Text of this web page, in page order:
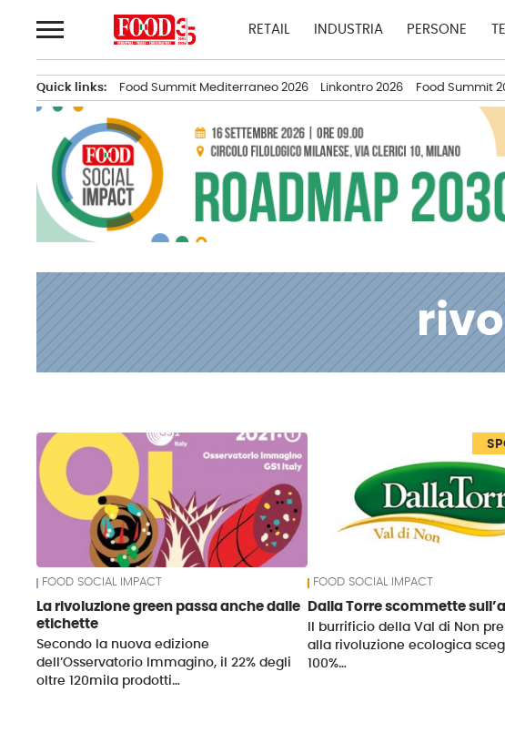
al
RETAIL INDUSTRIA PERSONE
Quick links: Food Summit Mediterraneo 2026 Linkontro 2026 Food Summit
News
FOOD SOCIAL IMPACT
La rivoluzione green passa anche dalle
etichette
Secondo la nuova edizione
dell’Osservatorio Immagino, il 22% degli
oltre 120mila prodotti…
FOOD SOCIAL IMPACT
Dalla Torre scommette
Il burrificio della Val di Non
alla rivoluzione ecologica
100%…